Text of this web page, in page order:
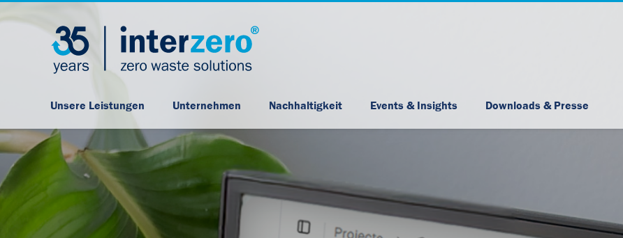
Unsere Leistungen Unternehmen Nachhaltigkeit Events & Insights Downloads & Presse